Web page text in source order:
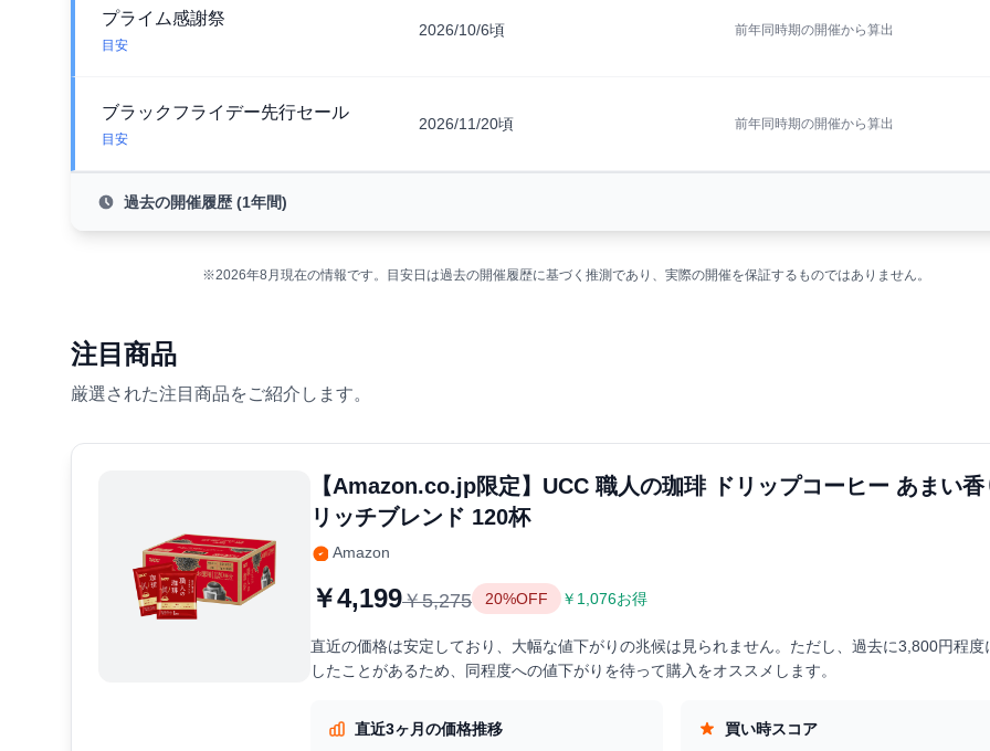
プライム感謝祭
目安
2026/10/6頃 前年同時期の開催から算出
ブラックフライデー先行セール
目安
2026/11/20頃 前年同時期の開催から算出
過去の開催履歴 (1年間)
※2026年8月現在の情報です。目安日は過去の開催履歴に基づく推測であり、実際の開催を保証するものではありません。
注目商品
厳選された注目商品をご紹介します。
【Amazon.co.jp限定】UCC 職人の珈琲 ドリップコーヒー あまい香
リッチブレンド 120杯
Amazon
￥4,199￥5,275 20%OFF ￥1,076お得
直近の価格は安定しており、大幅な値下がりの兆候は見られません。ただし、過去に3,800円程度
したことがあるため、同程度への値下がりを待って購入をオススメします。
直近3ヶ月の価格推移 買い時スコア